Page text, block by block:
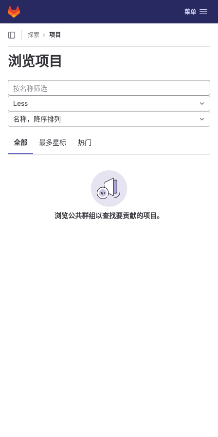
Skip to content
GitLab 切换导航
菜单
探索 项目
浏览项目
全部 最多星标 热门
Less
名称，降序排列
浏览公共群组以查找要贡献的项目。